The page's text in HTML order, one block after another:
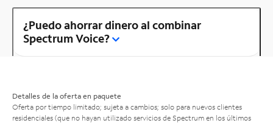
¿Puedo ahorrar dinero al combinar
Spectrum Voice?
Detalles de la oferta en paquete
Oferta por tiempo limitado; sujeta a cambios; solo para nuevos clientes
residenciales (que no hayan utilizado servicios de Spectrum en los últimos